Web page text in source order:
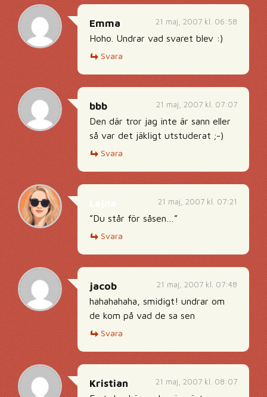
21 maj, 2007 kl. 06:58
Emma
Hoho. Undrar vad svaret blev :)
Svara
21 maj, 2007 kl. 07:07
bbb
Den där tror jag inte är sann eller
så var det jäkligt utstuderat ;-)
Svara
21 maj, 2007 kl. 07:21
”Du står för såsen…”
Svara
21 maj, 2007 kl. 07:48
jacob
hahahahaha, smidigt! undrar om
de kom på vad de sa sen
Svara
21 maj, 2007 kl. 08:07
Kristian